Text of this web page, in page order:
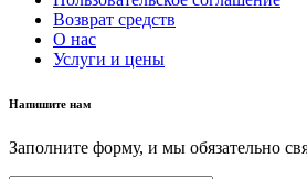
Возврат средств
О нас
Услуги и цены
Напишите нам
Заполните форму, и мы обязательно